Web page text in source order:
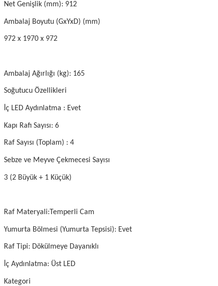
Net Genişlik (mm): 912
Ambalaj Boyutu (GxYxD) (mm)
972 x 1970 x 972
Ambalaj Ağırlığı (kg): 165
Soğutucu Özellikleri
İç LED Aydınlatma : Evet
Kapı Rafı Sayısı: 6
Raf Sayısı (Toplam) : 4
Sebze ve Meyve Çekmecesi Sayısı
3 (2 Büyük + 1 Küçük)
Raf Materyali:Temperli Cam
Yumurta Bölmesi (Yumurta Tepsisi): Evet
Raf Tipi: Dökülmeye Dayanıklı
İç Aydınlatma: Üst LED
Kategori